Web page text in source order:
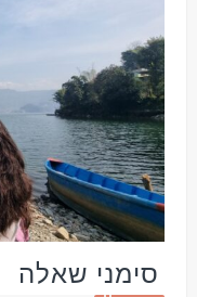
סימני שאלה